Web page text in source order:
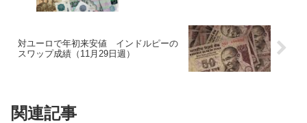
対ユーロで年初来安値 インドルピーの
スワップ成績（11月29日週）
関連記事